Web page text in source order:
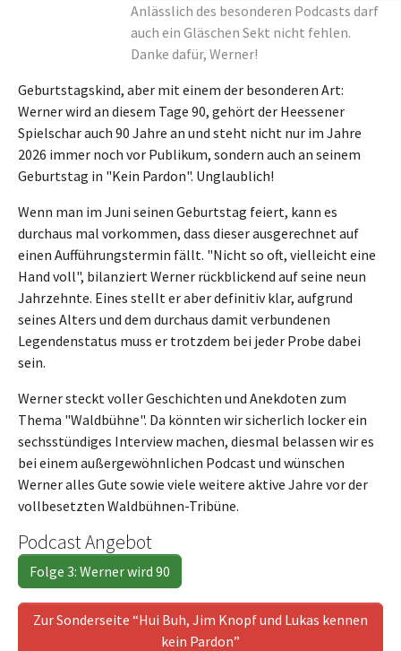
Anlässlich des besonderen Podcasts darf
auch ein Gläschen Sekt nicht fehlen.
Danke dafür, Werner!
Geburtstagskind, aber mit einem der besonderen Art:
Werner wird an diesem Tage 90, gehört der Heessener
Spielschar auch 90 Jahre an und steht nicht nur im Jahre
2026 immer noch vor Publikum, sondern auch an seinem
Geburtstag in "Kein Pardon". Unglaublich!
Wenn man im Juni seinen Geburtstag feiert, kann es
durchaus mal vorkommen, dass dieser ausgerechnet auf
einen Aufführungstermin fällt. "Nicht so oft, vielleicht eine
Hand voll", bilanziert Werner rückblickend auf seine neun
Jahrzehnte. Eines stellt er aber definitiv klar, aufgrund
seines Alters und dem durchaus damit verbundenen
Legendenstatus muss er trotzdem bei jeder Probe dabei
sein.
Werner steckt voller Geschichten und Anekdoten zum
Thema "Waldbühne". Da könnten wir sicherlich locker ein
sechsstündiges Interview machen, diesmal belassen wir es
bei einem außergewöhnlichen Podcast und wünschen
Werner alles Gute sowie viele weitere aktive Jahre vor der
vollbesetzten Waldbühnen-Tribüne.
Podcast Angebot
Folge 3: Werner wird 90
Zur Sonderseite “Hui Buh, Jim Knopf und Lukas kennen
kein Pardon”